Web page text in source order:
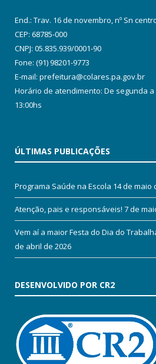
End.: Trav. 16 de novembro, nº Sn
CEP: 68785-000
CNPJ: 05.835.939/0001-90
Fone: (91) 98201-9773
E-mail: prefeitura@colares.pa.gov.br
Horário de atendimento: De segunda a
13:00hs
ÚLTIMAS PUBLICAÇÕES
Programa Saúde na Escola 14 de maio
Atenção, pais e responsáveis! 7 de
Vem aí a maior Festa do Dia do
de abril de 2026
DESENVOLVIDO POR CR2